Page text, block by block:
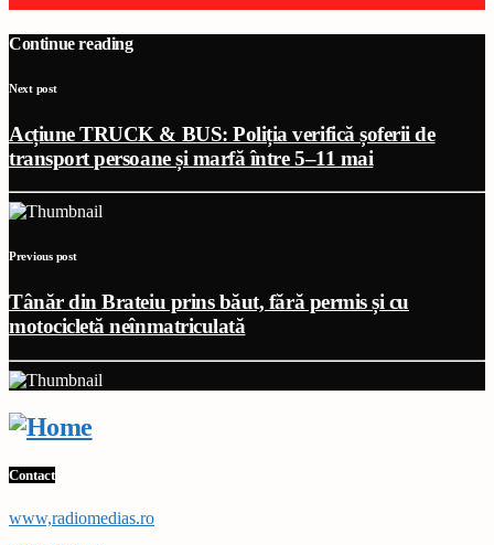
Continue reading
Next post
Acțiune TRUCK & BUS: Poliția verifică șoferii de
transport persoane și marfă între 5–11 mai
Previous post
Tânăr din Brateiu prins băut, fără permis și cu
motocicletă neînmatriculată
Contact
www,radiomedias.ro